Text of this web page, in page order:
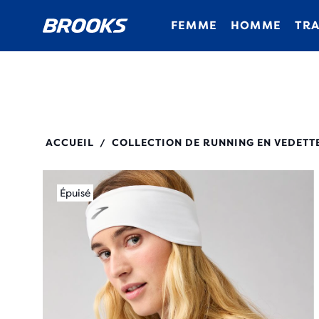
FEMME HOMME
ACCUEIL / COLLECTION DE RUNNING EN
Épuisé